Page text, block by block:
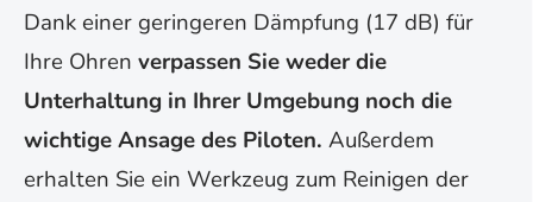
Dank einer geringeren Dämpfung (17 dB) für
Ihre Ohren verpassen Sie weder die
Unterhaltung in Ihrer Umgebung noch die
wichtige Ansage des Piloten. Außerdem
erhalten Sie ein Werkzeug zum Reinigen der